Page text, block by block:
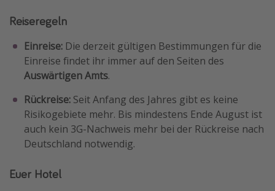
Reiseregeln
Einreise: Die derzeit gültigen Bestimmungen für die
Einreise findet ihr immer auf den Seiten des
Auswärtigen Amts.
Rückreise: Seit Anfang des Jahres gibt es keine
Risikogebiete mehr. Bis mindestens Ende August ist
auch kein 3G-Nachweis mehr bei der Rückreise nach
Deutschland notwendig.
Euer Hotel